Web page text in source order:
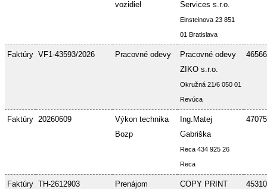
vozidiel
Services s.r.o.
Einsteinova 23 851
01 Bratislava
Faktúry VF1-43593/2026 Pracovné odevy
Pracovné odevy
ZIKO s.r.o.
Okružná 21/6 050 01
Revúca
Faktúry 20260609
Výkon technika
Bozp
Ing.Matej
Gabriška
Reca 434 925 26
Reca
Faktúry TH-2612903
Prenájom
COPY PRINT